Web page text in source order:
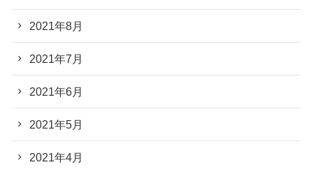
2021年8月
2021年7月
2021年6月
2021年5月
2021年4月